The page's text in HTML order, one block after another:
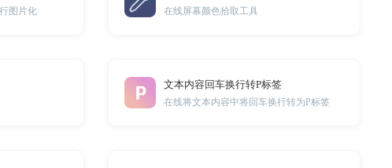
图片化 在线屏幕颜色拾取工具
文本内容回车换行转P标签
在线将文本内容中将回车换行转为P标签